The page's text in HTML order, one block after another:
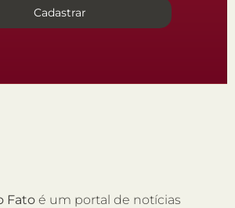
Cadastrar
Fato é um portal de notícias